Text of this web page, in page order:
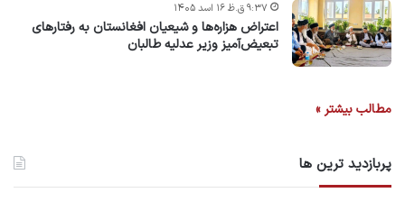
اعتراض هزاره‌ها و شیعیان افغانستان به رفتارهای
تبعیض‌آمیز وزیر عدلیه طالبان
۹:۳۷ ق.ظ ۱۶ اسد ۱۴۰۵
مطالب بیشتر »
پربازدید ترین ها